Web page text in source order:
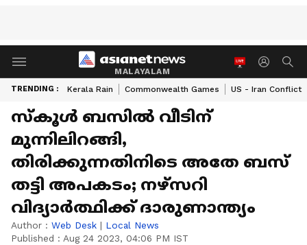
MALAYALAM
TRENDING : Kerala Rain Commonwealth Games US - Iran Conflict
സ്കൂൾ ബസിൽ വീടിന്
മുന്നിലിറങ്ങി,
തിരിക്കുന്നതിനിടെ അതേ ബസ്
തട്ടി അപകടം; നഴ്സറി
വിദ്യാർത്ഥിക്ക് ദാരുണാന്ത്യം
Author : Web Desk | Local News
Published : Aug 24 2023, 04:06 PM IST